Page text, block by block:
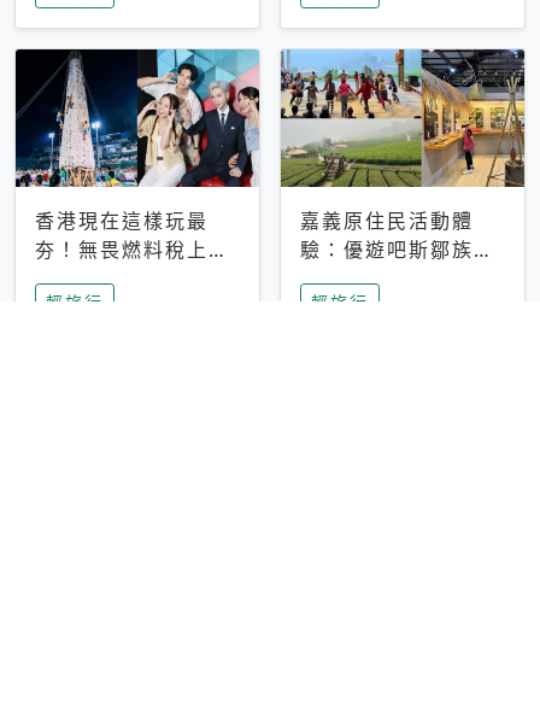
專屬禮遇
香港現在這樣玩最
夯！無畏燃料稅上
漲，現在買自由行只
要8888元起
輕旅行
嘉義原住民活動體
驗：優遊吧斯鄒族文
化部落提供精采表
演、在地風味餐
輕旅行